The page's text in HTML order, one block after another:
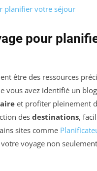
planifier votre séjour
pour
être des ressources
vous avez identifié un
et profiter pleinement
desdestinations,
sites comme
voyage non